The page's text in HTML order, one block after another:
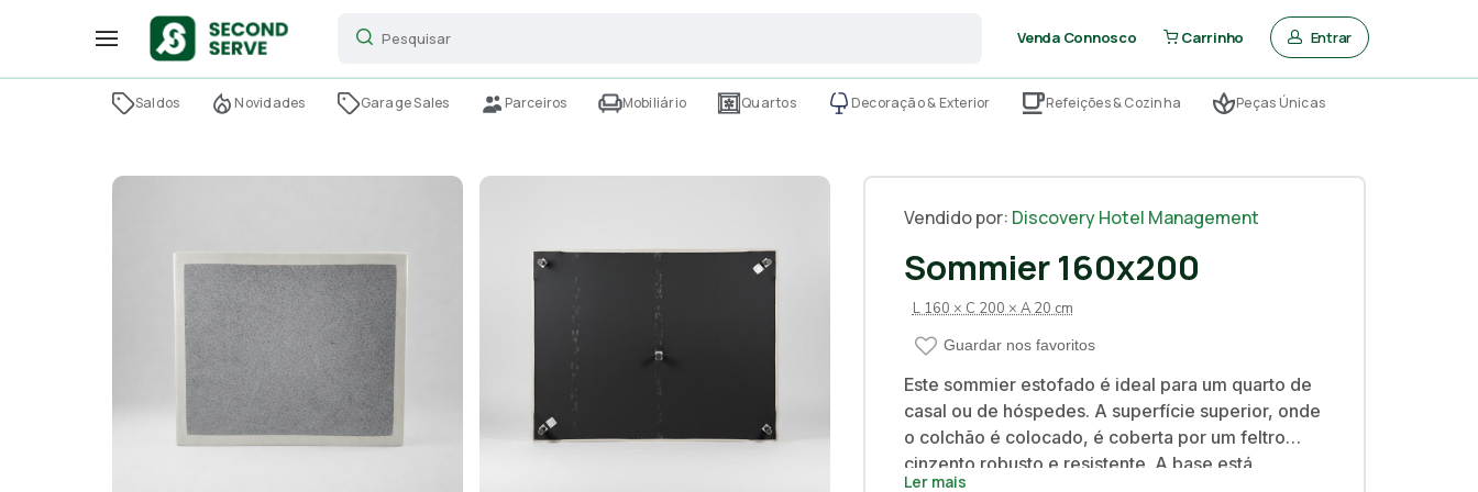
Venda Connosco Carrinho Entrar
Saldos Novidades Garage Sales Parceiros Mobiliário Quartos Decoração & Exterior Refeições & Cozinha Peças Únicas
Vendido por: Discovery Hotel Management
Sommier 160x200
L 160 × C 200 × A 20 cm
Guardar nos favoritos
Este sommier estofado é ideal para um quarto de
casal ou de hóspedes. A superfície superior, onde
o colchão é colocado, é coberta por um feltro
cinzento robusto e resistente. A base está
Ler mais